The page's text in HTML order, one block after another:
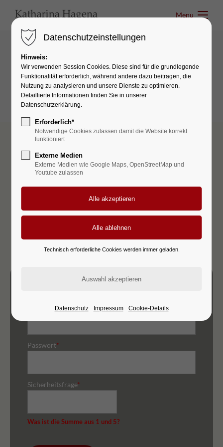
Menu
Search & Registration
Suchen
E-Mail-Adresse*
Passwort*
Sicherheitsfrage*
Was ist die Summe aus 1 und 5?
Datenschutzeinstellungen
Hinweis:
Wir verwenden Session Cookies. Diese sind für die grundlegende
Funktionalität erforderlich, während andere dazu beitragen, die
Nutzung zu analysieren und unsere Dienste zu optimieren.
Detaillierte Informationen finden Sie in unserer
Datenschutzerklärung.
Erforderlich*
Notwendige Cookies zulassen damit die Website korrekt
funktioniert
Externe Medien
Externe Medien wie Google Maps, OpenStreetMap und
Youtube zulassen
Technisch erforderliche Cookies werden immer geladen.
Datenschutz Impressum Cookie-Details
Menu